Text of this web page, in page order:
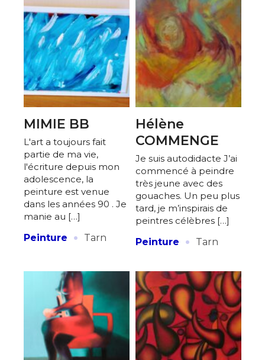
MIMIE BB
L'art a toujours fait
partie de ma vie,
l'écriture depuis mon
adolescence, la
peinture est venue
dans les années 90 . Je
manie au […]
Peinture
· Tarn
Hélène
COMMENGE
Je suis autodidacte J’ai
commencé à peindre
très jeune avec des
gouaches. Un peu plus
tard, je m’inspirais de
peintres célèbres […]
Peinture
· Tarn